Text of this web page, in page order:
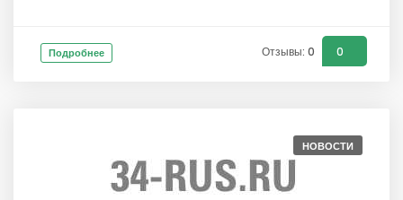
Подробнее Отзывы: 0 0
НОВОСТИ